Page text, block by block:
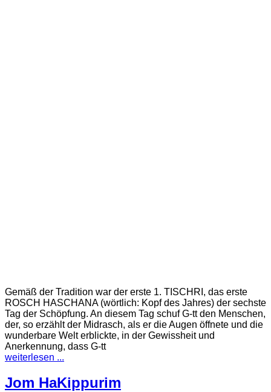
Gemäß der Tradition war der erste 1. TISCHRI, das erste
ROSCH HASCHANA (wörtlich: Kopf des Jahres) der sechste
Tag der Schöpfung. An diesem Tag schuf G-tt den Menschen,
der, so erzählt der Midrasch, als er die Augen öffnete und die
wunderbare Welt erblickte, in der Gewissheit und
Anerkennung, dass G-tt
weiterlesen ...
Jom HaKippurim